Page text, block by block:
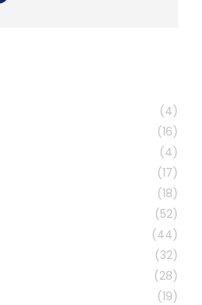
(4)
(16)
(4)
(17)
(18)
(52)
(44)
(32)
(28)
(19)